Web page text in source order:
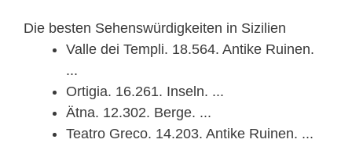
Die besten Sehenswürdigkeiten in Sizilien
Valle dei Templi. 18.564. Antike Ruinen.
...
Ortigia. 16.261. Inseln. ...
Ätna. 12.302. Berge. ...
Teatro Greco. 14.203. Antike Ruinen. ...